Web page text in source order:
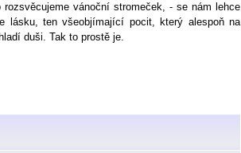
vánoční stromeček, - se nám lehce
lásku, ten všeobjímající pocit, který alespoň na
duši. Tak to prostě je.